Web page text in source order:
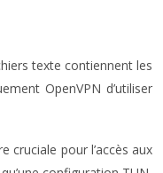
texte contiennent les
OpenVPN d’utiliser
cruciale pour l’accès aux